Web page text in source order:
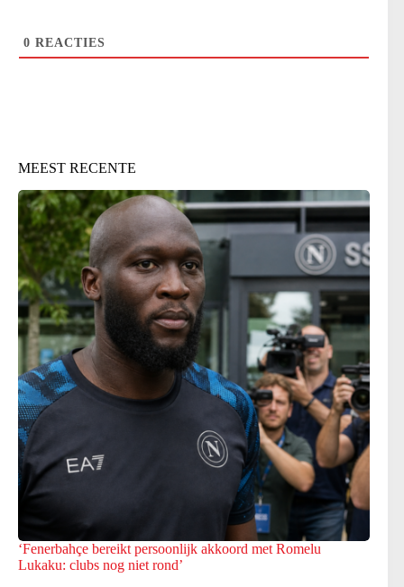
0 REACTIES
MEEST RECENTE
‘Fenerbahçe bereikt persoonlijk akkoord met Romelu
Lukaku: clubs nog niet rond’